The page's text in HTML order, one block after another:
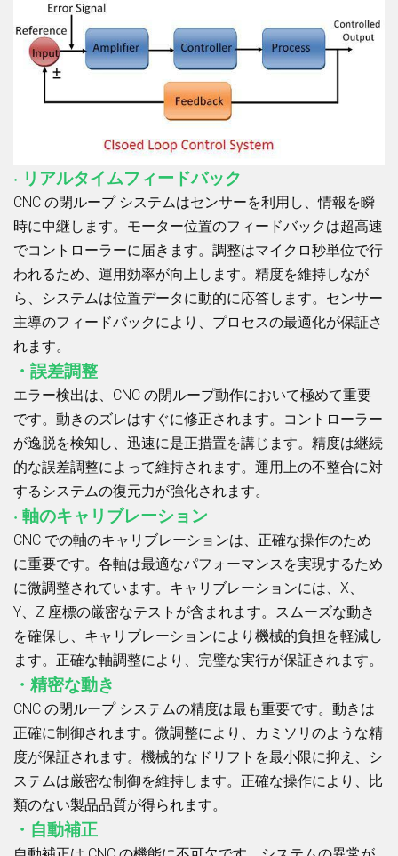
· リアルタイムフィードバック
CNC の閉ループ システムはセンサーを利用し、情報を瞬
時に中継します。モーター位置のフィードバックは超高速
でコントローラーに届きます。調整はマイクロ秒単位で行
われるため、運用効率が向上します。精度を維持しなが
ら、システムは位置データに動的に応答します。センサー
主導のフィードバックにより、プロセスの最適化が保証さ
れます。
・誤差調整
エラー検出は、CNC の閉ループ動作において極めて重要
です。動きのズレはすぐに修正されます。コントローラー
が逸脱を検知し、迅速に是正措置を講じます。精度は継続
的な誤差調整によって維持されます。運用上の不整合に対
するシステムの復元力が強化されます。
· 軸のキャリブレーション
CNC での軸のキャリブレーションは、正確な操作のため
に重要です。各軸は最適なパフォーマンスを実現するため
に微調整されています。キャリブレーションには、X、
Y、Z 座標の厳密なテストが含まれます。スムーズな動き
を確保し、キャリブレーションにより機械的負担を軽減し
ます。正確な軸調整により、完璧な実行が保証されます。
・精密な動き
CNC の閉ループ システムの精度は最も重要です。動きは
正確に制御されます。微調整により、カミソリのような精
度が保証されます。機械的なドリフトを最小限に抑え、シ
ステムは厳密な制御を維持します。正確な操作により、比
類のない製品品質が得られます。
・自動補正